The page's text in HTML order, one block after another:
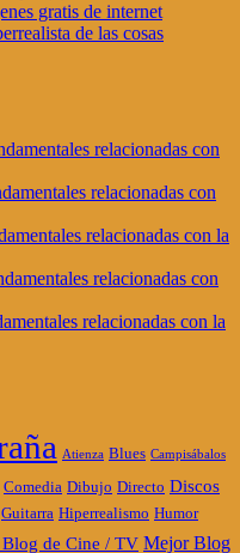
gratis de internet
de las cosas
relacionadas con
relacionadas con
relacionadas con la
relacionadas con
relacionadas con la
Atienza Blues Campisábalos
Comedia Dibujo Directo Discos
Guitarra Hiperrealismo Humor
de Cine / TV Mejor Blog